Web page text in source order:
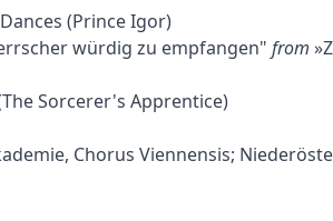
(Prince Igor)
würdig zu empfangen" from
Sorcerer's Apprentice)
Chorus Viennensis;